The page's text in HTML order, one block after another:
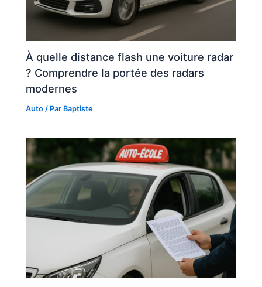
À quelle distance flash une voiture radar
? Comprendre la portée des radars
modernes
Auto / Par Baptiste